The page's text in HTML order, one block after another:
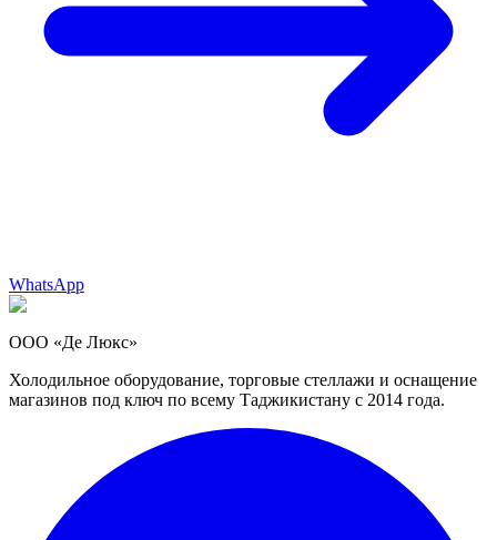
WhatsApp
ООО «Де Люкс»
Холодильное оборудование, торговые стеллажи и оснащение
магазинов под ключ по всему Таджикистану с 2014 года.